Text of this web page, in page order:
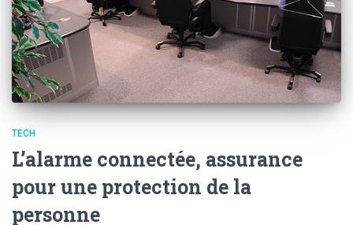
TECH
L’alarme connectée, assurance
pour une protection de la
personne